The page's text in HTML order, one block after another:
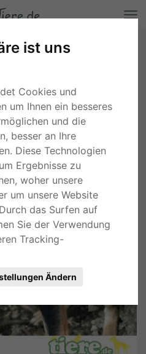
ist uns
Cookies und
um Ihnen ein besseres
und die
besser an Ihre
Diese Technologien
Ergebnisse zu
woher unsere
um unsere Website
das Surfen auf
Sie der Verwendung
Tracking-
Ändern
vier Pfoten❣,